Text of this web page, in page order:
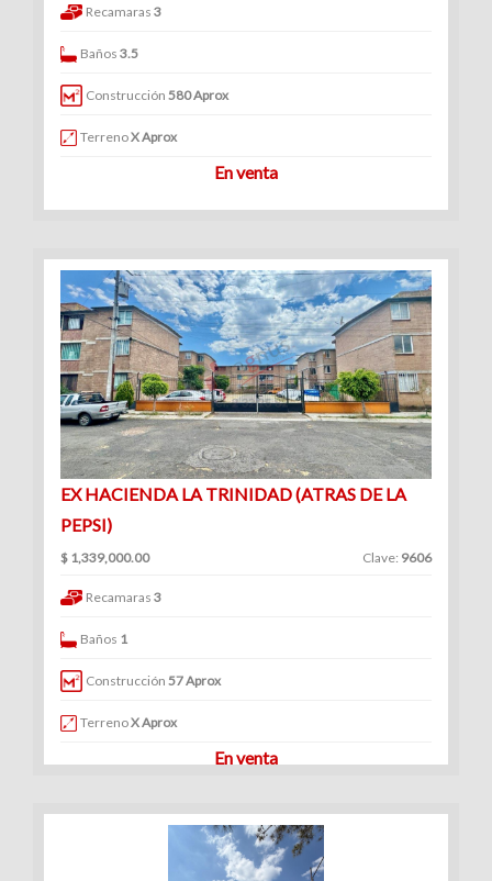
Recamaras 3
Baños3.5
Construcción 580 Aprox
TerrenoX Aprox
En venta
EX HACIENDA LA TRINIDAD (ATRAS DE LA
PEPSI)
$ 1,339,000.00 Clave: 9606
Recamaras 3
Baños 1
Construcción 57 Aprox
TerrenoX Aprox
En venta